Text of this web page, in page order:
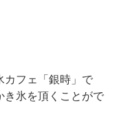
カフェ「銀時」で
き氷を頂くことがで